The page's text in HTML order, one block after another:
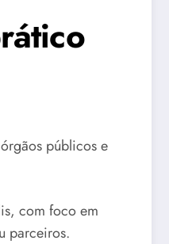
públicos e
com foco em
parceiros.